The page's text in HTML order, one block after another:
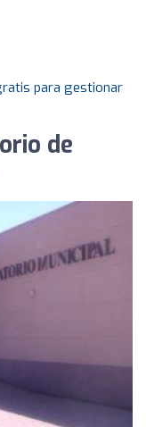
para gestionar
de